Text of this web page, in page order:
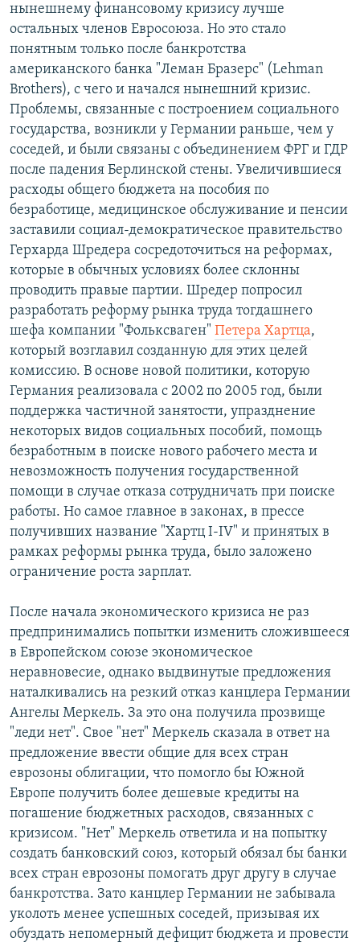
нынешнему финансовому кризису лучше
остальных членов Евросоюза. Но это стало
понятным только после банкротства
американского банка "Леман Бразерс" (Lehman
Brothers), с чего и начался нынешний кризис.
Проблемы, связанные с построением социального
государства, возникли у Германии раньше, чем у
соседей, и были связаны с объединением ФРГ и ГДР
после падения Берлинской стены. Увеличившиеся
расходы общего бюджета на пособия по
безработице, медицинское обслуживание и пенсии
заставили социал-демократическое правительство
Герхарда Шредера сосредоточиться на реформах,
которые в обычных условиях более склонны
проводить правые партии. Шредер попросил
разработать реформу рынка труда тогдашнего
шефа компании "Фольксваген" Петера Хартца,
который возглавил созданную для этих целей
комиссию. В основе новой политики, которую
Германия реализовала с 2002 по 2005 год, были
поддержка частичной занятости, упразднение
некоторых видов социальных пособий, помощь
безработным в поиске нового рабочего места и
невозможность получения государственной
помощи в случае отказа сотрудничать при поиске
работы. Но самое главное в законах, в прессе
получивших название "Хартц I-IV" и принятых в
рамках реформы рынка труда, было заложено
ограничение роста зарплат.
После начала экономического кризиса не раз
предпринимались попытки изменить сложившееся
в Европейском союзе экономическое
неравновесие, однако выдвинутые предложения
наталкивались на резкий отказ канцлера Германии
Ангелы Меркель. За это она получила прозвище
"леди нет". Свое "нет" Меркель сказала в ответ на
предложение ввести общие для всех стран
еврозоны облигации, что помогло бы Южной
Европе получить более дешевые кредиты на
погашение бюджетных расходов, связанных с
кризисом. "Нет" Меркель ответила и на попытку
создать банковский союз, который обязал бы банки
всех стран еврозоны помогать друг другу в случае
банкротства. Зато канцлер Германии не забывала
уколоть менее успешных соседей, призывая их
обуздать непомерный дефицит бюджета и провести